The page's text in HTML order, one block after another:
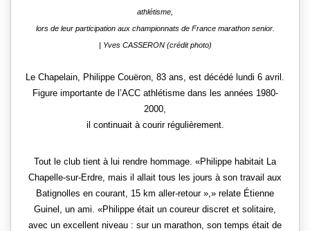
athlétisme,
lors de leur participation aux championnats de France marathon senior.
| Yves CASSERON (crédit photo)
Le Chapelain, Philippe Couëron, 83 ans, est décédé lundi 6 avril.
Figure importante de l’ACC athlétisme dans les années 1980-
2000,
il continuait à courir régulièrement.
Tout le club tient à lui rendre hommage.
Philippe habitait La
Chapelle-sur-Erdre, mais il allait tous les jours à son travail aux
Batignolles en courant, 15 km aller-retour »,
relate Étienne
Guinel, un ami.
Philippe était un coureur discret et solitaire,
avec un excellent niveau : sur un marathon, son temps était de